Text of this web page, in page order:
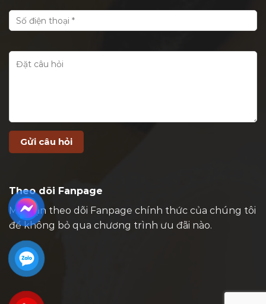
Theo dõi Fanpage
Mời bạn theo dõi Fanpage chính thức của chúng tôi
để không bỏ qua chương trình ưu đãi nào.